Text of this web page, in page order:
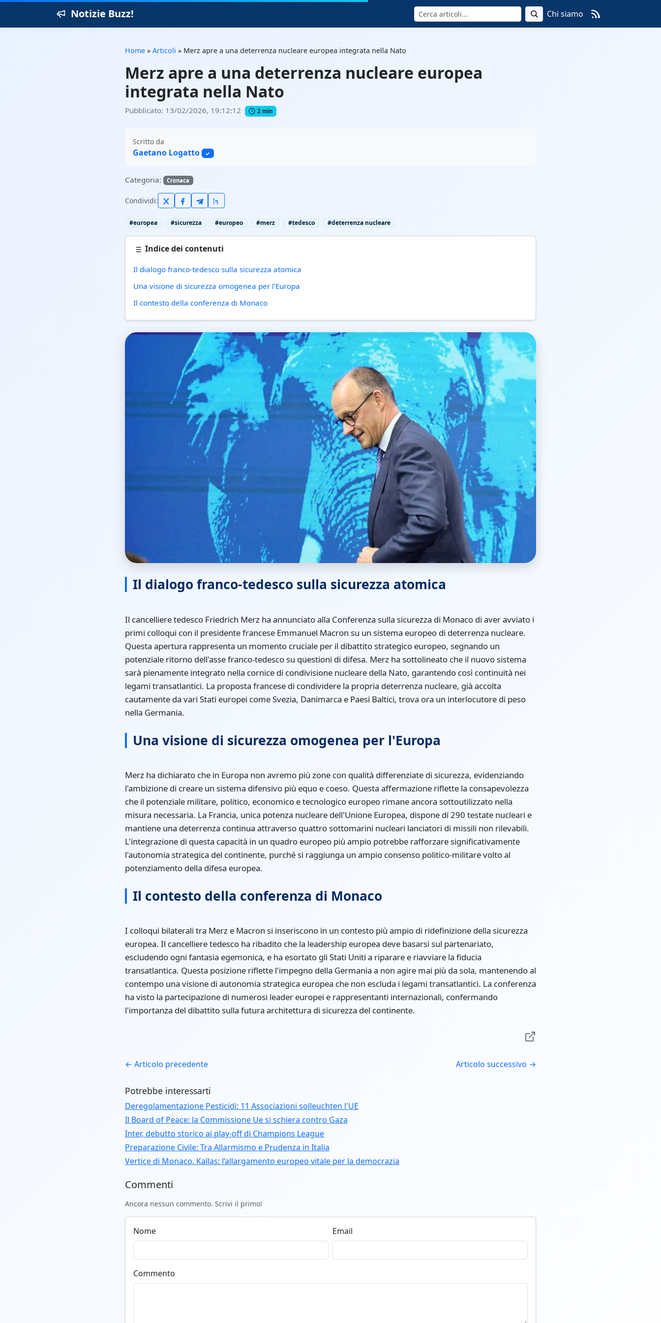
Notizie Buzz! Cerca Chi siamo
Home » Articoli » Merz apre a una deterrenza nucleare europea integrata nella Nato
Merz apre a una deterrenza nucleare europea
integrata nella Nato
Pubblicato: 13/02/2026, 19:12:12 2 min
Scritto da
Gaetano Logatto ✓
Categoria: Cronaca
Condividi:
#europea #sicurezza #europeo #merz #tedesco #deterrenza nucleare
Indice dei contenuti
Il dialogo franco-tedesco sulla sicurezza atomica
Una visione di sicurezza omogenea per l'Europa
Il contesto della conferenza di Monaco
Il dialogo franco-tedesco sulla sicurezza atomica
Il cancelliere tedesco Friedrich Merz ha annunciato alla Conferenza sulla sicurezza di Monaco di aver avviato i
primi colloqui con il presidente francese Emmanuel Macron su un sistema europeo di deterrenza nucleare.
Questa apertura rappresenta un momento cruciale per il dibattito strategico europeo, segnando un
potenziale ritorno dell'asse franco-tedesco su questioni di difesa. Merz ha sottolineato che il nuovo sistema
sarà pienamente integrato nella cornice di condivisione nucleare della Nato, garantendo così continuità nei
legami transatlantici. La proposta francese di condividere la propria deterrenza nucleare, già accolta
cautamente da vari Stati europei come Svezia, Danimarca e Paesi Baltici, trova ora un interlocutore di peso
nella Germania.
Una visione di sicurezza omogenea per l'Europa
Merz ha dichiarato che in Europa non avremo più zone con qualità differenziate di sicurezza, evidenziando
l'ambizione di creare un sistema difensivo più equo e coeso. Questa affermazione riflette la consapevolezza
che il potenziale militare, politico, economico e tecnologico europeo rimane ancora sottoutilizzato nella
misura necessaria. La Francia, unica potenza nucleare dell'Unione Europea, dispone di 290 testate nucleari e
mantiene una deterrenza continua attraverso quattro sottomarini nucleari lanciatori di missili non rilevabili.
L'integrazione di questa capacità in un quadro europeo più ampio potrebbe rafforzare significativamente
l'autonomia strategica del continente, purché si raggiunga un ampio consenso politico-militare volto al
potenziamento della difesa europea.
Il contesto della conferenza di Monaco
I colloqui bilaterali tra Merz e Macron si inseriscono in un contesto più ampio di ridefinizione della sicurezza
europea. Il cancelliere tedesco ha ribadito che la leadership europea deve basarsi sul partenariato,
escludendo ogni fantasia egemonica, e ha esortato gli Stati Uniti a riparare e riavviare la fiducia
transatlantica. Questa posizione riflette l'impegno della Germania a non agire mai più da sola, mantenendo al
contempo una visione di autonomia strategica europea che non escluda i legami transatlantici. La conferenza
ha visto la partecipazione di numerosi leader europei e rappresentanti internazionali, confermando
l'importanza del dibattito sulla futura architettura di sicurezza del continente.
← Articolo precedente Articolo successivo →
Potrebbe interessarti
Deregolamentazione Pesticidi: 11 Associazioni solleuchten l'UE
Il Board of Peace: la Commissione Ue si schiera contro Gaza
Inter, debutto storico ai play-off di Champions League
Preparazione Civile: Tra Allarmismo e Prudenza in Italia
Vertice di Monaco. Kallas: l’allargamento europeo vitale per la democrazia
Commenti
Ancora nessun commento. Scrivi il primo!
Nome Email
Commento